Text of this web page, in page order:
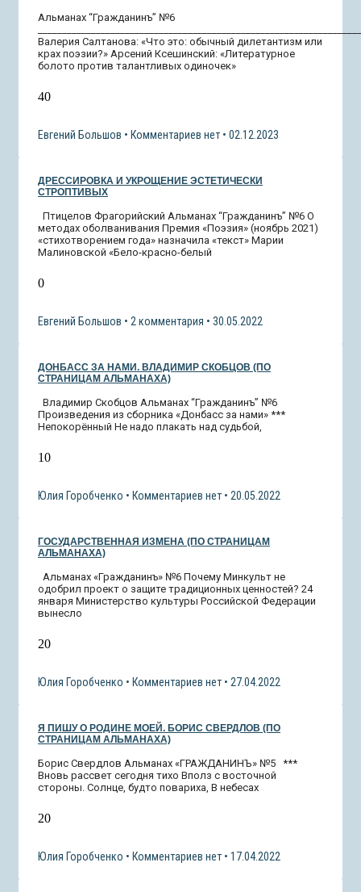
Альманах “Гражданинъ” №6
Валерия Салтанова: «Что это: обычный дилетантизм или
крах поэзии?» Арсений Ксешинский: «Литературное
болото против талантливых одиночек»
40
Евгений Большов Комментариев нет 02.12.2023
ДРЕССИРОВКА И УКРОЩЕНИЕ ЭСТЕТИЧЕСКИ
СТРОПТИВЫХ
Птицелов Фрагорийский Альманах “Гражданинъ” №6 О
методах оболванивания Премия «Поэзия» (ноябрь 2021)
«стихотворением года» назначила «текст» Марии
Малиновской «Бело-красно-белый
0
Евгений Большов 2 комментария 30.05.2022
ДОНБАСС ЗА НАМИ. ВЛАДИМИР СКОБЦОВ (ПО
СТРАНИЦАМ АЛЬМАНАХА)
Владимир Скобцов Альманах “Гражданинъ” №6
Произведения из сборника «Донбасс за нами» ***
Непокорённый Не надо плакать над судьбой,
10
Юлия Горобченко Комментариев нет 20.05.2022
ГОСУДАРСТВЕННАЯ ИЗМЕНА (ПО СТРАНИЦАМ
АЛЬМАНАХА)
Альманах «Гражданинъ» №6 Почему Минкульт не
одобрил проект о защите традиционных ценностей? 24
января Министерство культуры Российской Федерации
вынесло
20
Юлия Горобченко Комментариев нет 27.04.2022
Я ПИШУ О РОДИНЕ МОЕЙ. БОРИС СВЕРДЛОВ (ПО
СТРАНИЦАМ АЛЬМАНАХА)
Борис Свердлов Альманах «ГРАЖДАНИНЪ» №5 ***
Вновь рассвет сегодня тихо Вполз с восточной
стороны. Солнце, будто повариха, В небесах
20
Юлия Горобченко Комментариев нет 17.04.2022